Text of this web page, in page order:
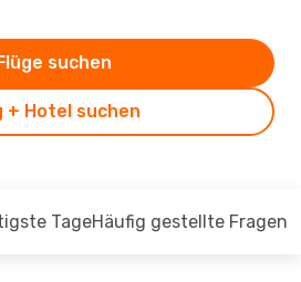
+ Hotel suchen
suchen
TageHäufig gestellte Fragen